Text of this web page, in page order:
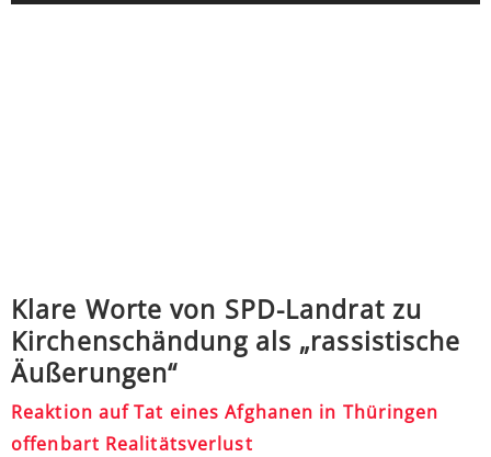
Klare Worte von SPD-Landrat zu
Kirchenschändung als „rassistische
Äußerungen“
Reaktion auf Tat eines Afghanen in Thüringen
offenbart Realitätsverlust